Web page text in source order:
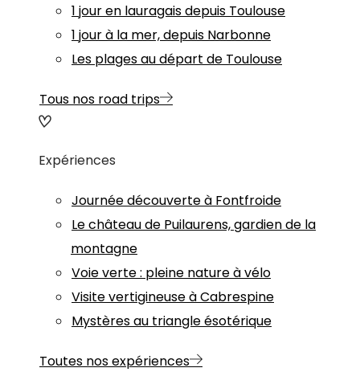
1 jour en lauragais depuis Toulouse
1 jour à la mer, depuis Narbonne
Les plages au départ de Toulouse
Tous nos road trips
Expériences
Journée découverte à Fontfroide
Le château de Puilaurens, gardien de la
montagne
Voie verte : pleine nature à vélo
Visite vertigineuse à Cabrespine
Mystères au triangle ésotérique
Toutes nos expériences